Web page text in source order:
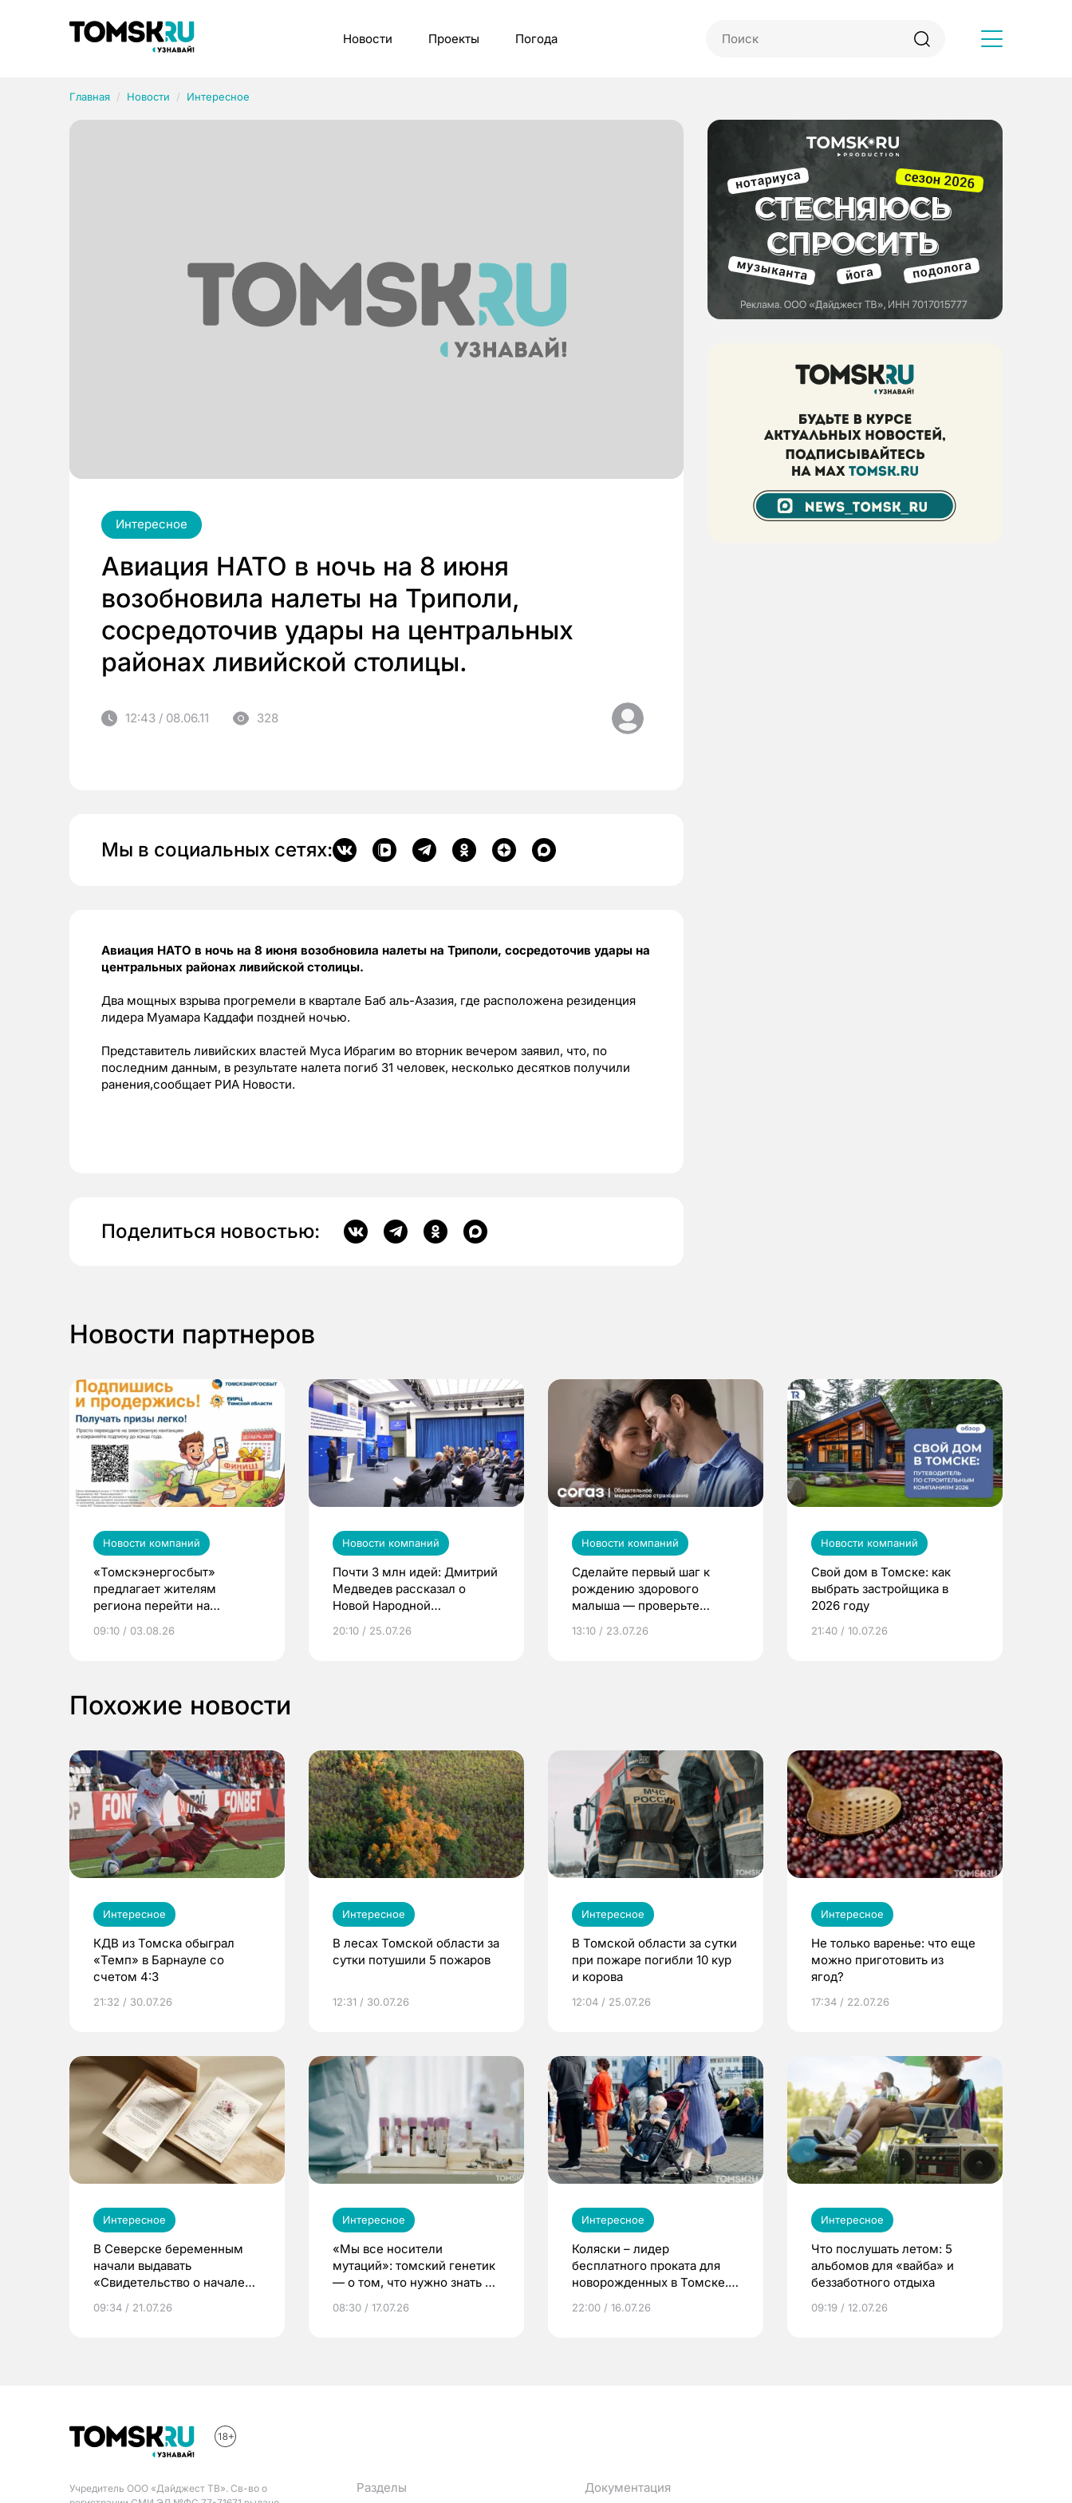
Новости Проекты Погода
Главная Новости Интересное
Интересное
Авиация НАТО в ночь на 8 июня
возобновила налеты на Триполи,
сосредоточив удары на центральных
районах ливийской столицы.
12:43 / 08.06.11 328
Мы в социальных сетях:
Авиация НАТО в ночь на 8 июня возобновила налеты на Триполи, сосредоточив удары на
центральных районах ливийской столицы.
Два мощных взрыва прогремели в квартале Баб аль-Азазия, где расположена резиденция
лидера Муамара Каддафи поздней ночью.
Представитель ливийских властей Муса Ибрагим во вторник вечером заявил, что, по
последним данным, в результате налета погиб 31 человек, несколько десятков получили
ранения,сообщает РИА Новости.
Поделиться новостью:
Новости партнеров
Новости компаний
«Томскэнергосбыт»
предлагает жителям
региона перейти на
выиграть призы
09:10 / 03.08.26
Новости компаний
Почти 3 млн идей: Дмитрий
Медведев рассказал о
Новой Народной
20:10 / 25.07.26
Новости компаний
Сделайте первый шаг к
рождению здорового
малыша — проверьте
по ОМС!
13:10 / 23.07.26
Новости компаний
Свой дом в Томске: как
выбрать застройщика в
2026 году
21:40 / 10.07.26
Похожие новости
Интересное
КДВ из Томска обыграл
«Темп» в Барнауле со
счетом 4:3
21:32 / 30.07.26
Интересное
В лесах Томской области за
сутки потушили 5 пожаров
12:31 / 30.07.26
Интересное
В Томской области за сутки
при пожаре погибли 10 кур
и корова
12:04 / 25.07.26
Интересное
Не только варенье: что еще
можно приготовить из
ягод?
17:34 / 22.07.26
Интересное
В Северске беременным
начали выдавать
«Свидетельство о начале
09:34 / 21.07.26
Интересное
«Мы все носители
мутаций»: томский генетик
— о том, что нужно знать до
08:30 / 17.07.26
Интересное
Коляски – лидер
бесплатного проката для
новорожденных в Томске.
22:00 / 16.07.26
Интересное
Что послушать летом: 5
альбомов для «вайба» и
беззаботного отдыха
09:19 / 12.07.26
Учредитель ООО «Дайджест ТВ». Св-во о
Разделы Документация
Рубрики